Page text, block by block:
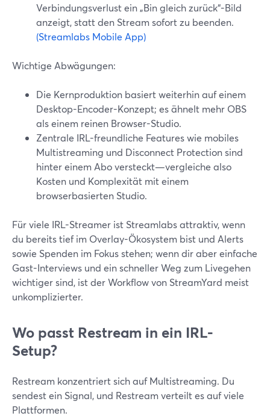
Verbindungsverlust ein „Bin gleich zurück“-Bild
anzeigt, statt den Stream sofort zu beenden.
(Streamlabs Mobile App)
Wichtige Abwägungen:
Die Kernproduktion basiert weiterhin auf einem
Desktop-Encoder-Konzept; es ähnelt mehr OBS
als einem reinen Browser-Studio.
Zentrale IRL-freundliche Features wie mobiles
Multistreaming und Disconnect Protection sind
hinter einem Abo versteckt—vergleiche also
Kosten und Komplexität mit einem
browserbasierten Studio.
Für viele IRL-Streamer ist Streamlabs attraktiv, wenn
du bereits tief im Overlay-Ökosystem bist und Alerts
sowie Spenden im Fokus stehen; wenn dir aber einfache
Gast-Interviews und ein schneller Weg zum Livegehen
wichtiger sind, ist der Workflow von StreamYard meist
unkomplizierter.
Wo passt Restream in ein IRL-
Setup?
Restream konzentriert sich auf Multistreaming. Du
sendest ein Signal, und Restream verteilt es auf viele
Plattformen.